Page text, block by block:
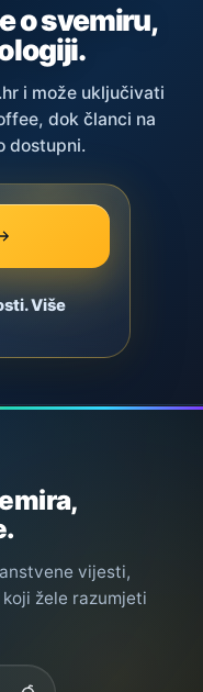
o svemiru,
i može uključivati
dok članci na
dostupni.
Više
vijesti,
žele razumjeti